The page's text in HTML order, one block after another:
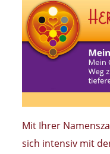
Mit Ihrer
sich intensiv mit